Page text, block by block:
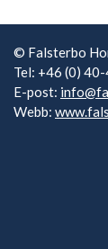
© Falsterbo
Tel: +46 (0)
E-post:
Webb: